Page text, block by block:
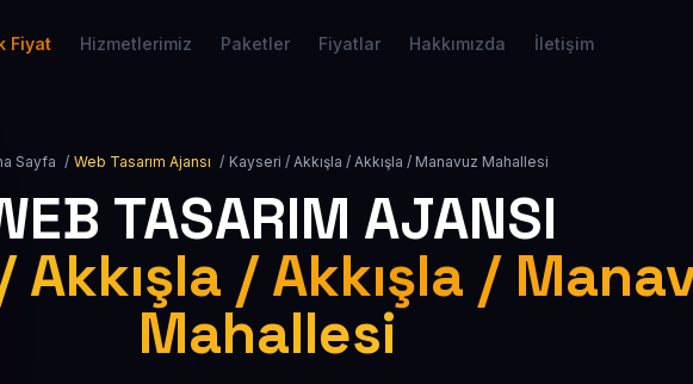
Fiyat Hizmetlerimiz Paketler Fiyatlar Hakkımızda İletişim
Sayfa / Web Tasarım Ajansı / Kayseri / Akkışla / Akkışla / Manavuz Mahallesi
TASARIM AJANSI
/ Akkışla /
Mahallesi